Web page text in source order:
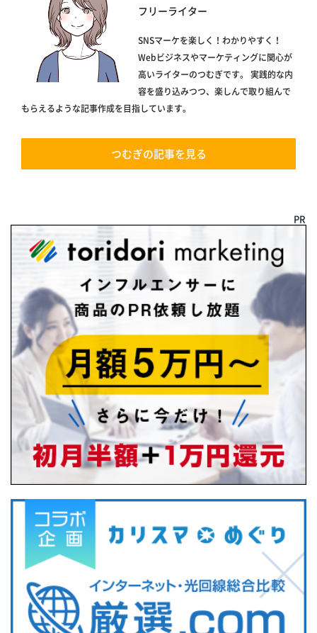
フリーライター
SNSマーケを楽しく！わかりやすく！
Webビジネスやマーケティングに関心が
高いライターのつむぎです。 実践的な内
容を盛り込みつつ、楽しんで取り組んで
もらえるような記事作成を目指しています。
つむぎの記事を見る
PR